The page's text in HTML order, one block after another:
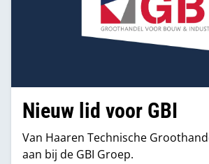
Nieuw lid voor GBI
Van Haaren Technische
aan bij de GBI Groep.